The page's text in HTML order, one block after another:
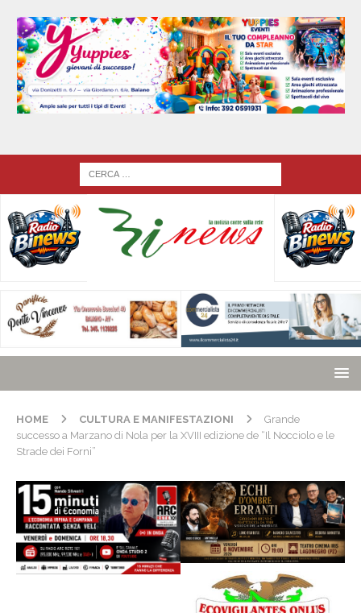
HOME CULTURA E MANIFESTAZIONI
Grande
successo a Marzano di Nola per la XVIII edizione de “Il Nocciolo e le
Strade dei Forni”